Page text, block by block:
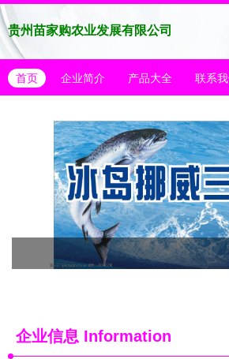
贵州苗家购农业发展有限公司
首页 企业简介 产品大全 联系
企业信息 Information